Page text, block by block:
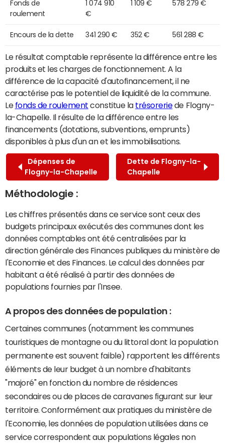
Fonds de
roulement
1 074 910
€
1 109 € 578 279 €
Encours de la dette 341 290 € 352 € 561 288 €
Le résultat comptable représente la différence entre les
produits et les charges de fonctionnement. A la
différence de la capacité d'autofinancement, il ne
caractérise pas le potentiel de liquidité de la commune.
Le fonds de roulement constitue la trésoreriede Flogny-
la-Chapelle. Il résulte de la différence entre les
financements (dotations, subventions, emprunts)
disponibles à plus d'un an et les immobilisations.
Dépenses de
Flogny-la-Chapelle
Dette de Flogny-la-
Chapelle
Méthodologie :
Les chiffres présentés dans ce service sont ceux des
budgets principaux exécutés des communes dont les
données comptables ont été centralisées par la
direction générale des Finances publiques du ministère de
l'Economie et des Finances. Le calcul des données par
habitant a été réalisé à partir des données de
populations fournies par l'Insee.
A propos des données de population :
Certaines communes (notamment les communes
touristiques de montagne ou du littoral dont la population
permanente est souvent faible) rapportent les différents
éléments de leur budget à un nombre d'habitants
"majoré" en fonction du nombre de résidences
secondaires ou de places de caravanes figurant sur leur
territoire. Conformément aux pratiques du ministère de
l'Economie, les données de population utilisées dans ce
service correspondent aux populations légales non